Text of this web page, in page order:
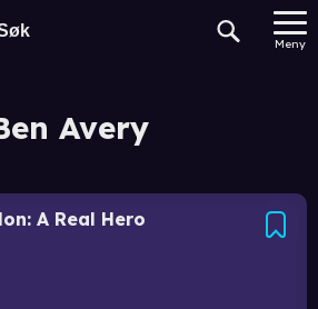
Meny
Avery
A Real Hero